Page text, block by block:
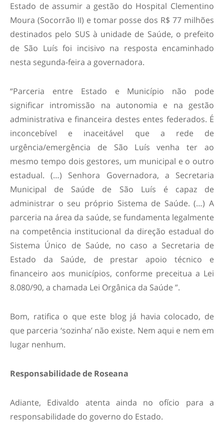
Estado de assumir a gestão do Hospital Clementino
Moura (Socorrão II) e tomar posse dos R$ 77 milhões
destinados pelo SUS à unidade de Saúde, o prefeito
de São Luís foi incisivo na resposta encaminhado
nesta segunda-feira a governadora.
“Parceria entre Estado e Município não pode
significar intromissão na autonomia e na gestão
administrativa e financeira destes entes federados. É
inconcebível e inaceitável que a rede de
urgência/emergência de São Luís venha ter ao
mesmo tempo dois gestores, um municipal e o outro
estadual. (…) Senhora Governadora, a Secretaria
Municipal de Saúde de São Luís é capaz de
administrar o seu próprio Sistema de Saúde. (…) A
parceria na área da saúde, se fundamenta legalmente
na competência institucional da direção estadual do
Sistema Único de Saúde, no caso a Secretaria de
Estado da Saúde, de prestar apoio técnico e
financeiro aos municípios, conforme preceitua a Lei
8.080/90, a chamada Lei Orgânica da Saúde ”.
Bom, ratifica o que este blog já havia colocado, de
que parceria ‘sozinha’ não existe. Nem aqui e nem em
lugar nenhum.
Responsabilidade de Roseana
Adiante, Edivaldo atenta ainda no ofício para a
responsabilidade do governo do Estado.